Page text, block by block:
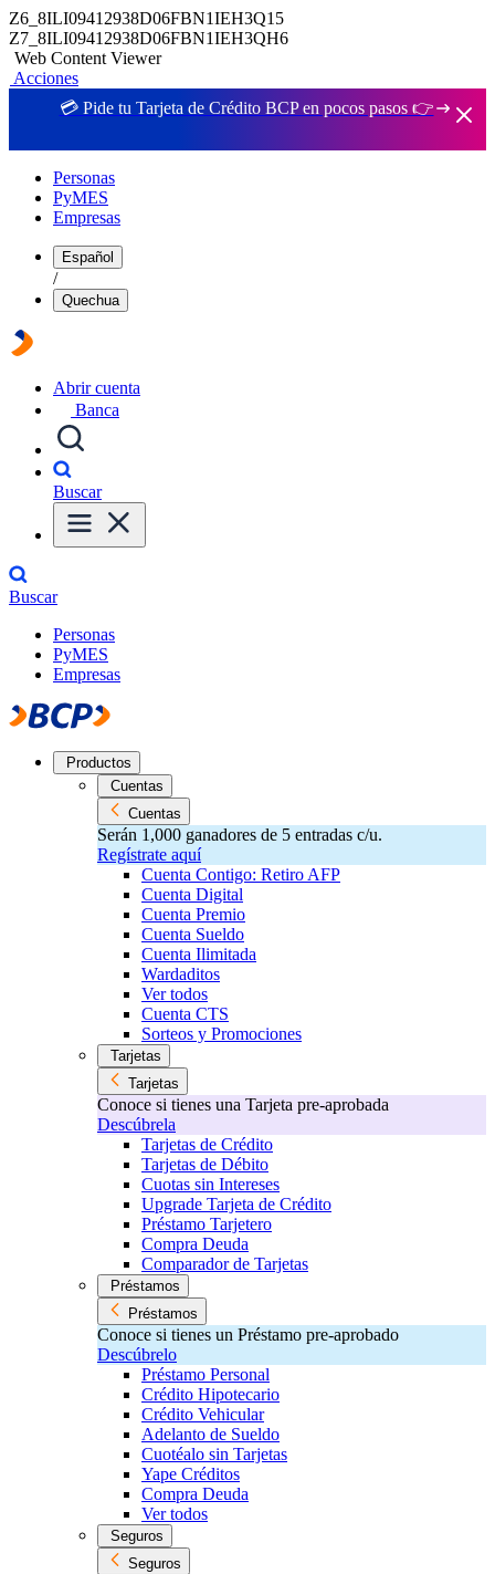
Z6_8ILI09412938D06FBN1IEH3Q15
Z7_8ILI09412938D06FBN1IEH3QH6
Web Content Viewer
Acciones
💳 Pide tu Tarjeta de Crédito BCP en pocos pasos 👉
Personas
PyMES
Empresas
Español
/
Quechua
Abrir cuenta
Banca
Buscar
Buscar
Personas
PyMES
Empresas
Productos
Cuentas
Cuentas
Serán 1,000 ganadores de 5 entradas c/u.
Regístrate aquí
Cuenta Contigo: Retiro AFP
Cuenta Digital
Cuenta Premio
Cuenta Sueldo
Cuenta Ilimitada
Wardaditos
Ver todos
Cuenta CTS
Sorteos y Promociones
Tarjetas
Tarjetas
Conoce si tienes una Tarjeta pre-aprobada
Descúbrela
Tarjetas de Crédito
Tarjetas de Débito
Cuotas sin Intereses
Upgrade Tarjeta de Crédito
Préstamo Tarjetero
Compra Deuda
Comparador de Tarjetas
Préstamos
Préstamos
Conoce si tienes un Préstamo pre-aprobado
Descúbrelo
Préstamo Personal
Crédito Hipotecario
Crédito Vehicular
Adelanto de Sueldo
Cuotéalo sin Tarjetas
Yape Créditos
Compra Deuda
Ver todos
Seguros
Seguros